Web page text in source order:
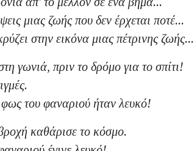
μιας ζωής που δεν έρχεται ποτέ...
στην εικόνα μιας πέτρινης ζωής...
γωνιά, πριν το δρόμο για το σπίτι!
του φαναριού ήταν λευκό!
καθάρισε το κόσμο.